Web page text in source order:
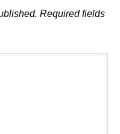
Required fields